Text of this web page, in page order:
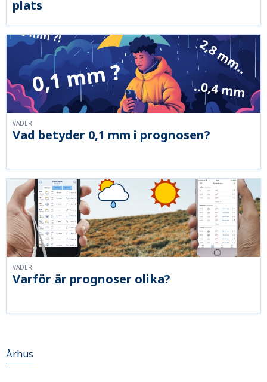
plats
Vad betyder 0,1 mm i prognosen?
VÄDER
Varför är prognoser olika?
VÄDER
Århus